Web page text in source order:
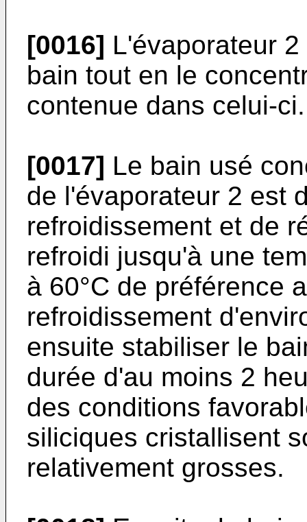
[0016] L'évaporateur
bain tout en le
contenue dans celui-ci.
[0017] Le bain usé
de l'évaporateur 2 est
refroidissement et de
refroidi jusqu'à une
à 60°C de préférence
refroidissement
ensuite stabiliser le
durée d'au moins 2
des conditions
siliciques cristallisent
relativement grosses.